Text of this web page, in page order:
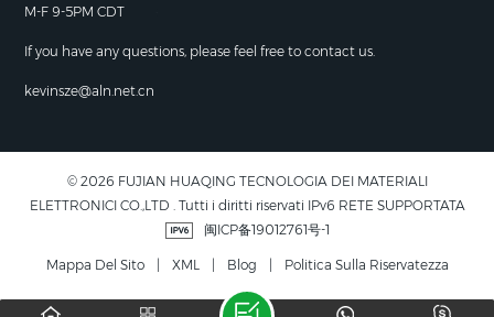
M-F 9-5PM CDT
If you have any questions, please feel free to contact us.
kevinsze@aln.net.cn
© 2026 FUJIAN HUAQING TECNOLOGIA DEI MATERIALI
ELETTRONICI CO.,LTD . Tutti i diritti riservati IPv6 RETE SUPPORTATA
闽ICP备19012761号-1
Mappa Del Sito XML Blog Politica Sulla Riservatezza